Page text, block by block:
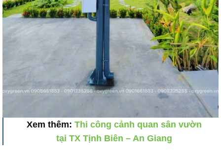
Xem thêm: Thi công cảnh quan sân vườn
tại TX Tịnh Biên – An Giang